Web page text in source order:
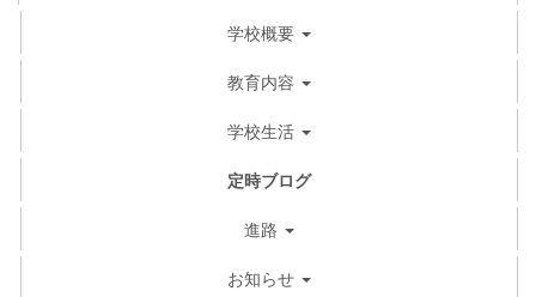
学校概要
教育内容
学校生活
定時ブログ
進路
お知らせ